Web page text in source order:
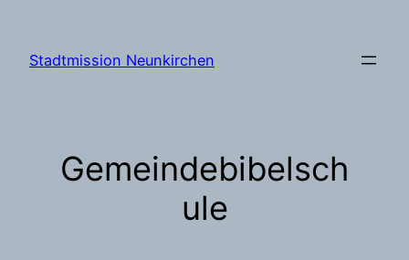
springen
Stadtmission Neunkirchen
Gemeindebibelsch
ule